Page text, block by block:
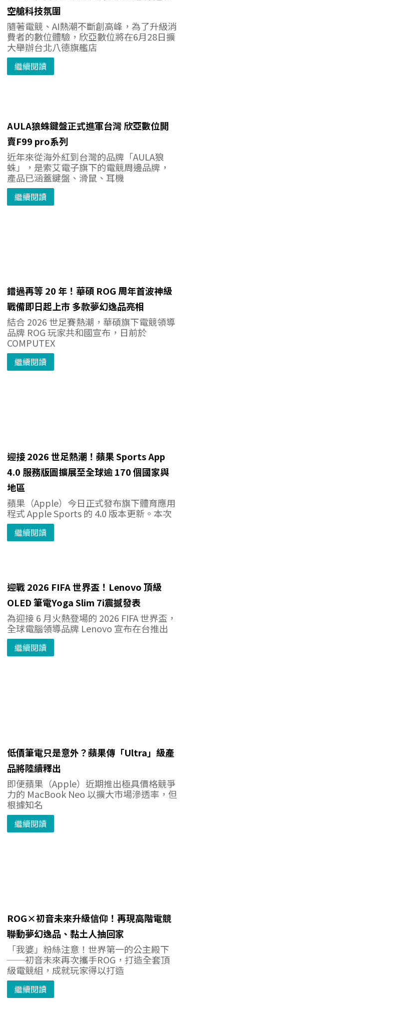
空艙科技氛圍
隨著電競、AI熱潮不斷創高峰，為了升級消
費者的數位體驗，欣亞數位將在6月28日擴
大舉辦台北八德旗艦店
繼續閱讀
AULA狼蛛鍵盤正式進軍台灣 欣亞數位開
賣F99 pro系列
近年來從海外紅到台灣的品牌「AULA狼
蛛」，是索艾電子旗下的電競周邊品牌，
產品已涵蓋鍵盤、滑鼠、耳機
繼續閱讀
錯過再等 20 年！華碩 ROG 周年首波神級
戰備即日起上市 多款夢幻逸品亮相
結合 2026 世足賽熱潮，華碩旗下電競領導
品牌 ROG 玩家共和國宣布，日前於
COMPUTEX
繼續閱讀
迎接 2026 世足熱潮！蘋果 Sports App
4.0 服務版圖擴展至全球逾 170 個國家與
地區
蘋果（Apple）今日正式發布旗下體育應用
程式 Apple Sports 的 4.0 版本更新。本次
繼續閱讀
迎戰 2026 FIFA 世界盃！Lenovo 頂級
OLED 筆電Yoga Slim 7i震撼發表
為迎接 6 月火熱登場的 2026 FIFA 世界盃，
全球電腦領導品牌 Lenovo 宣布在台推出
繼續閱讀
低價筆電只是意外？蘋果傳「Ultra」級產
品將陸續釋出
即便蘋果（Apple）近期推出極具價格競爭
力的 MacBook Neo 以擴大市場滲透率，但
根據知名
繼續閱讀
ROG×初音未來升級信仰！再現高階電競
聯動夢幻逸品、黏土人抽回家
「我婆」粉絲注意！世界第一的公主殿下
──初音未來再次攜手ROG，打造全套頂
級電競組，成就玩家得以打造
繼續閱讀